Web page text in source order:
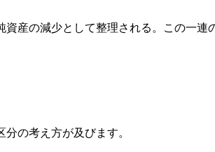
産の減少として整理される。この一連
の考え方が及びます。